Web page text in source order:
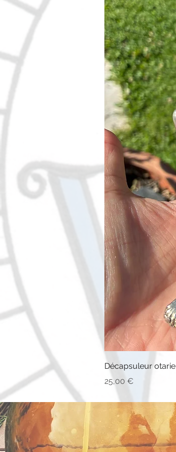
Décapsuleur otarie
Prix
25,00 €